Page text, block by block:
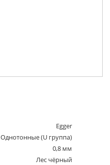
Egger
Однотонные (U группа)
0,8 мм
Лес чёрный